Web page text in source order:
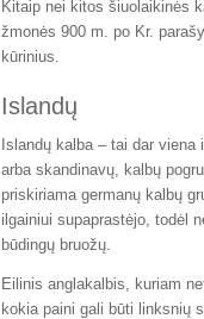
Kitaip nei kitos šiuolaikinės
žmonės 900 m. po Kr.
kūrinius.
Islandų
Islandų kalba – tai dar
arba skandinavų, kalbų
priskiriama germanų kalbų
ilgainiui supaprastėjo, todėl
būdingų bruožų.
Eilinis anglakalbis, kuriam
kokia paini gali būti linksnių